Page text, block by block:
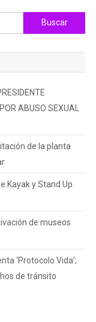
Buscar:
ABUSO SEXUAL
de la planta
Kayak y Stand Up
de museos
‘Protocolo Vida’;
de tránsito